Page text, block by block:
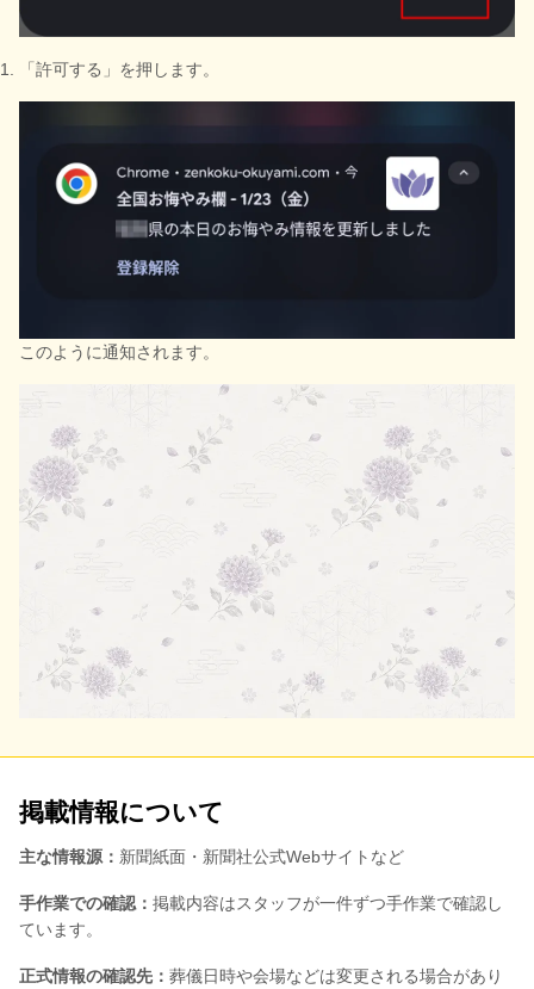
「許可する」を押します。
このように通知されます。
掲載情報について
主な情報源： 新聞紙面・新聞社公式Webサイトなど
手作業での確認： 掲載内容はスタッフが一件ずつ手作業で確認し
ています。
正式情報の確認先： 葬儀日時や会場などは変更される場合があり